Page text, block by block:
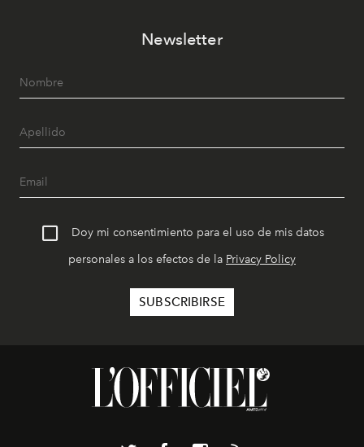
Newsletter
Doy mi consentimiento para el uso de mis datos
personales a los efectos de la Privacy Policy